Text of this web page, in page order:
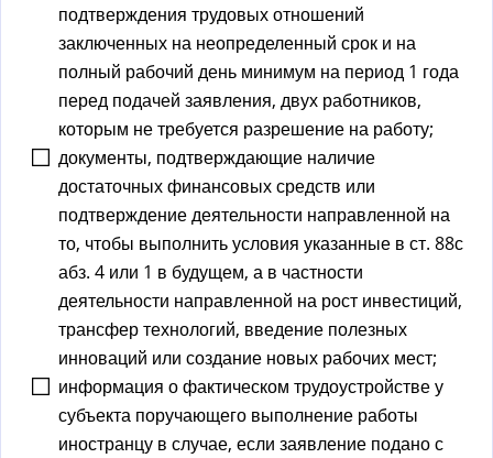
подтверждения трудовых отношений
заключенных на неопределенный срок и на
полный рабочий день минимум на период 1 года
перед подачей заявления, двух работников,
которым не требуется разрешение на работу;
документы, подтверждающие наличие
достаточных финансовых средств или
подтверждение деятельности направленной на
то, чтобы выполнить условия указанные в ст. 88с
абз. 4 или 1 в будущем, а в частности
деятельности направленной на рост инвестиций,
трансфер технологий, введение полезных
инноваций или создание новых рабочих мест;
информация о фактическом трудоустройстве у
субъекта поручающего выполнение работы
иностранцу в случае, если заявление подано с